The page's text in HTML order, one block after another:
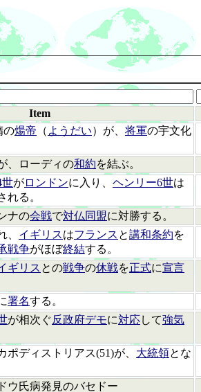
Item
の煬帝 （ ようだい）が、 将軍の宇文化
、ローディの和約を結ぶ。
世がロンドンに入り、 ヘンリー6世は
れる。
ナの会戦で対仏同盟に対勝する。
、 イギリスはフランス と講和条約を
戦争がほぼ終結する。
ギリス との戦争の休戦を正式に宣言
署名する。
が相次ぐ反政府デモに対応して強気
ポディストリアス(51)が、 大統領とな
ウ氏病発見のバセドー